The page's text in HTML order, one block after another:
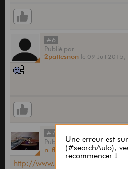
#6
Publié par
2pattesnon le 09 Juil 2015,
#7
Publié
par
n_fly
le15 Sep 2015,19:48
http://www.laguitare.com/